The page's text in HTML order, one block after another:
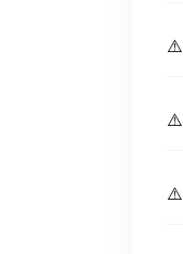
⚠️
⚠️
⚠️